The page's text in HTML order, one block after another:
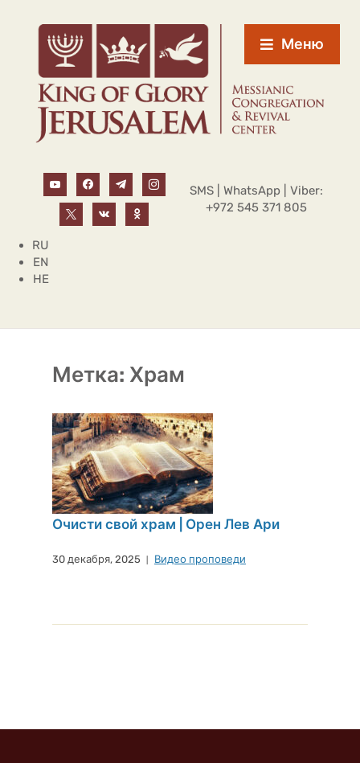
Меню
SMS | WhatsApp | Viber:
+972 545 371 805
RU
EN
HE
Метка: Храм
Очисти свой храм | Орен Лев Ари
30 декабря, 2025 Видео проповеди